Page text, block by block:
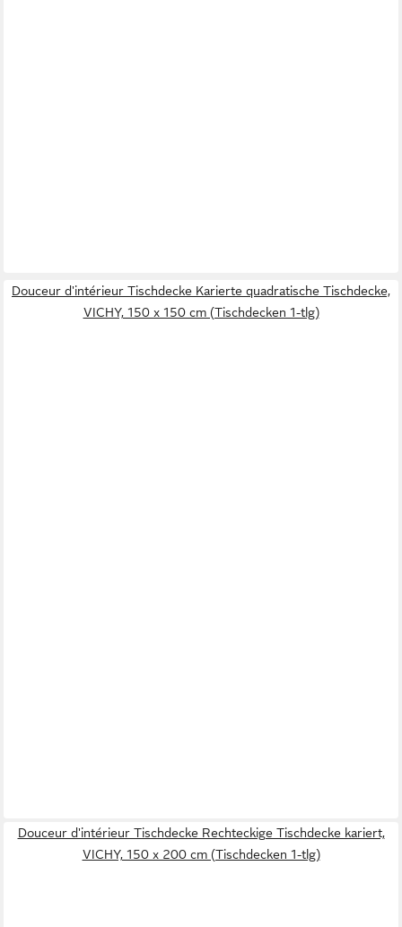
Douceur d'intérieur Tischdecke Karierte quadratische Tischdecke,
VICHY, 150 x 150 cm (Tischdecken 1-tlg)
Douceur d'intérieur Tischdecke Rechteckige Tischdecke kariert,
VICHY, 150 x 200 cm (Tischdecken 1-tlg)